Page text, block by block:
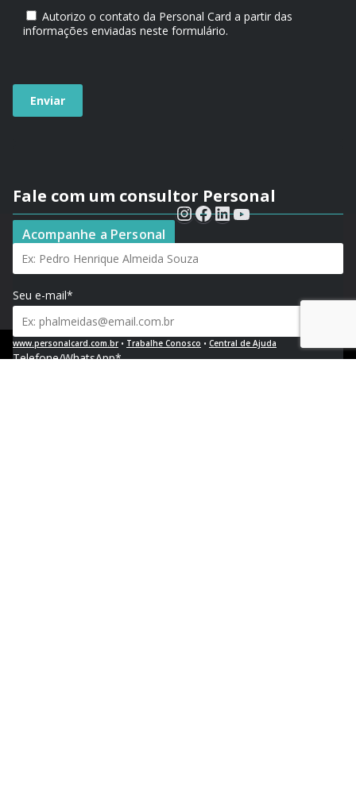
Autorizo o contato da Personal Card a partir das
informações enviadas neste formulário.
Fale com um consultor Personal
Seu nome*
Seu e-mail*
Telefone/WhatsApp*
Acompanhe a Personal
www.personalcard.com.br• Trabalhe Conosco • Central de Ajuda